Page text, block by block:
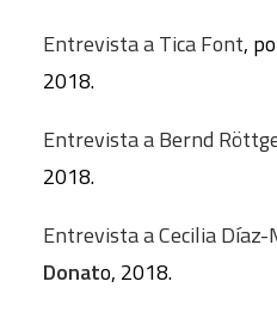
Entrevista a Tica Font,
2018.
Entrevista a Bernd
2018.
Entrevista a Cecilia Díaz-
Donato, 2018.